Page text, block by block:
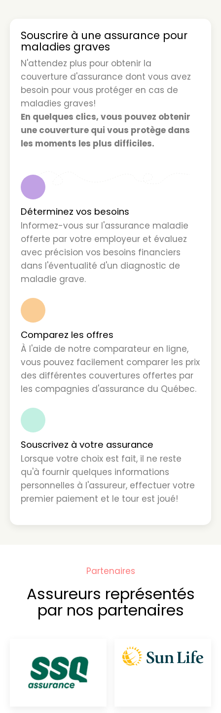
Souscrire à une assurance pour
maladies graves
N'attendez plus pour obtenir la
couverture d'assurance dont vous avez
besoin pour vous protéger en cas de
maladies graves!
En quelques clics, vous pouvez obtenir
une couverture qui vous protège dans
les moments les plus difficiles.
Déterminez vos besoins
Informez-vous sur l'assurance maladie
offerte par votre employeur et évaluez
avec précision vos besoins financiers
dans l'éventualité d'un diagnostic de
maladie grave.
Comparez les offres
À l'aide de notre comparateur en ligne,
vous pouvez facilement comparer les prix
des différentes couvertures offertes par
les compagnies d'assurance du Québec.
Souscrivez à votre assurance
Lorsque votre choix est fait, il ne reste
qu'à fournir quelques informations
personnelles à l'assureur, effectuer votre
premier paiement et le tour est joué!
Partenaires
Assureurs représentés
par nos partenaires